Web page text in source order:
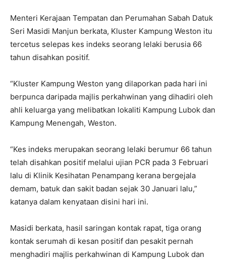
Menteri Kerajaan Tempatan dan Perumahan Sabah Datuk
Seri Masidi Manjun berkata, Kluster Kampung Weston itu
tercetus selepas kes indeks seorang lelaki berusia 66
tahun disahkan positif.
“Kluster Kampung Weston yang dilaporkan pada hari ini
berpunca daripada majlis perkahwinan yang dihadiri oleh
ahli keluarga yang melibatkan lokaliti Kampung Lubok dan
Kampung Menengah, Weston.
“Kes indeks merupakan seorang lelaki berumur 66 tahun
telah disahkan positif melalui ujian PCR pada 3 Februari
lalu di Klinik Kesihatan Penampang kerana bergejala
demam, batuk dan sakit badan sejak 30 Januari lalu,”
katanya dalam kenyataan disini hari ini.
Masidi berkata, hasil saringan kontak rapat, tiga orang
kontak serumah di kesan positif dan pesakit pernah
menghadiri majlis perkahwinan di Kampung Lubok dan